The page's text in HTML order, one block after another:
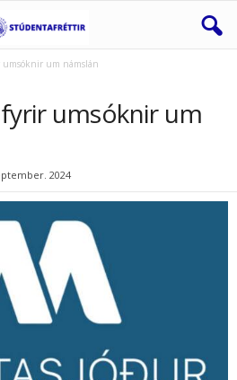
umsóknir um námslán
umsóknir um
2024